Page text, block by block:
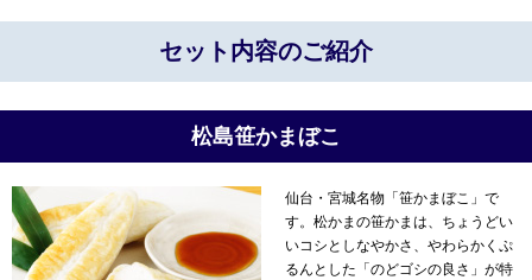
セット内容のご紹介
松島笹かまぼこ
仙台・宮城名物「笹かまぼこ」で
す。松かまの笹かまは、ちょうどい
いコシとしなやかさ、やわらかくぷ
るんとした「のどゴシの良さ」が特